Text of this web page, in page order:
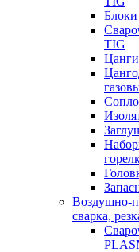
TIG
Цанги
Сопло
Воздушно-
сварка,